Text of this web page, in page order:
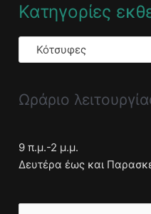
Κατηγορίες
Κότσυφες
Ωράριο
9 π.μ.-2 μ.μ.
Δευτέρα έως και